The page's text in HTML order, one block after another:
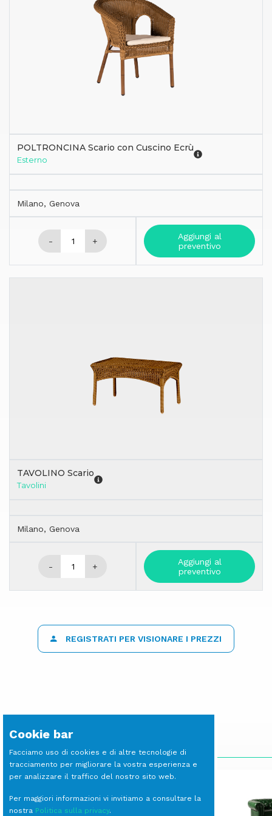
POLTRONCINA Scario con Cuscino Ecrù
Esterno
Milano, Genova
- +
Aggiungi al
preventivo
TAVOLINO Scario
Tavolini
Milano, Genova
- +
Aggiungi al
preventivo
REGISTRATI PER VISIONARE I PREZZI
Cookie bar
Facciamo uso di cookies e di altre tecnologie di
tracciamento per migliorare la vostra esperienza e
per analizzare il traffico del nostro sito web.
Per maggiori informazioni vi invitiamo a consultare la
nostra Politica sulla privacy.